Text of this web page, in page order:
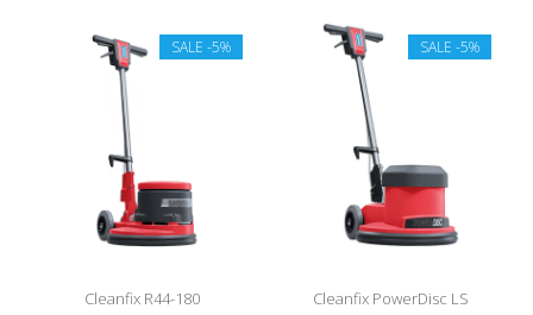
SALE -5%
Cleanfix R44-180
SALE -5%
Cleanfix PowerDisc LS